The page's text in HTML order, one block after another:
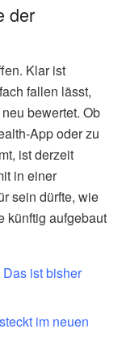
der
Klar ist
fallen lässt,
bewertet. Ob
App oder zu
ist derzeit
in einer
sein dürfte, wie
künftig aufgebaut
ist bisher
im neuen